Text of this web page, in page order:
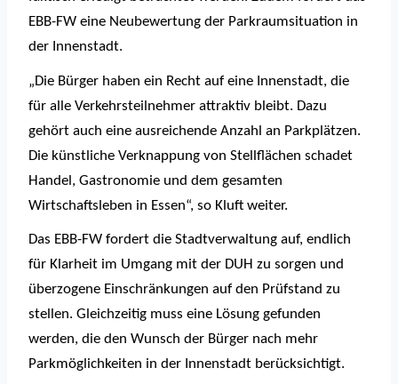
EBB-FW eine Neubewertung der Parkraumsituation in
der Innenstadt.
„Die Bürger haben ein Recht auf eine Innenstadt, die
für alle Verkehrsteilnehmer attraktiv bleibt. Dazu
gehört auch eine ausreichende Anzahl an Parkplätzen.
Die künstliche Verknappung von Stellflächen schadet
Handel, Gastronomie und dem gesamten
Wirtschaftsleben in Essen“, so Kluft weiter.
Das EBB-FW fordert die Stadtverwaltung auf, endlich
für Klarheit im Umgang mit der DUH zu sorgen und
überzogene Einschränkungen auf den Prüfstand zu
stellen. Gleichzeitig muss eine Lösung gefunden
werden, die den Wunsch der Bürger nach mehr
Parkmöglichkeiten in der Innenstadt berücksichtigt.